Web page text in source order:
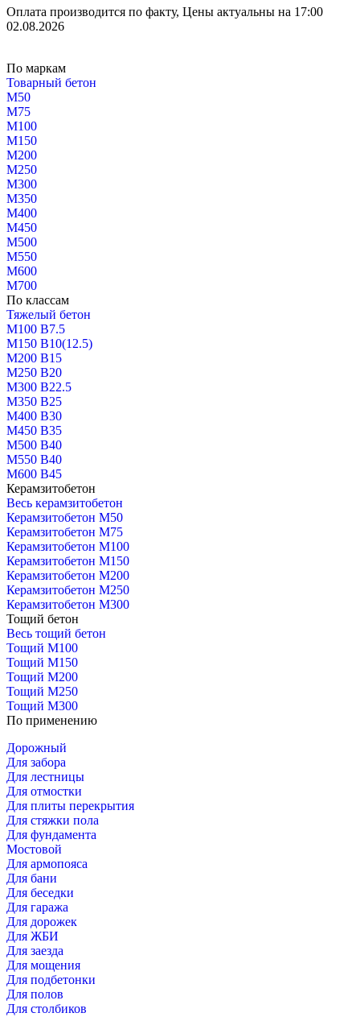
Оплата производится по факту, Цены актуальны на 17:00
02.08.2026
По маркам
Товарный бетон
М50
М75
М100
М150
М200
М250
М300
М350
М400
М450
М500
М550
М600
М700
По классам
Тяжелый бетон
М100 В7.5
М150 В10(12.5)
М200 В15
М250 В20
М300 В22.5
М350 В25
М400 В30
М450 В35
М500 В40
М550 В40
М600 В45
Керамзитобетон
Весь керамзитобетон
Керамзитобетон М50
Керамзитобетон М75
Керамзитобетон М100
Керамзитобетон М150
Керамзитобетон М200
Керамзитобетон М250
Керамзитобетон М300
Тощий бетон
Весь тощий бетон
Тощий М100
Тощий М150
Тощий М200
Тощий М250
Тощий М300
По применению
Дорожный
Для забора
Для лестницы
Для отмостки
Для плиты перекрытия
Для стяжки пола
Для фундамента
Мостовой
Для армопояса
Для бани
Для беседки
Для гаража
Для дорожек
Для ЖБИ
Для заезда
Для мощения
Для подбетонки
Для полов
Для столбиков